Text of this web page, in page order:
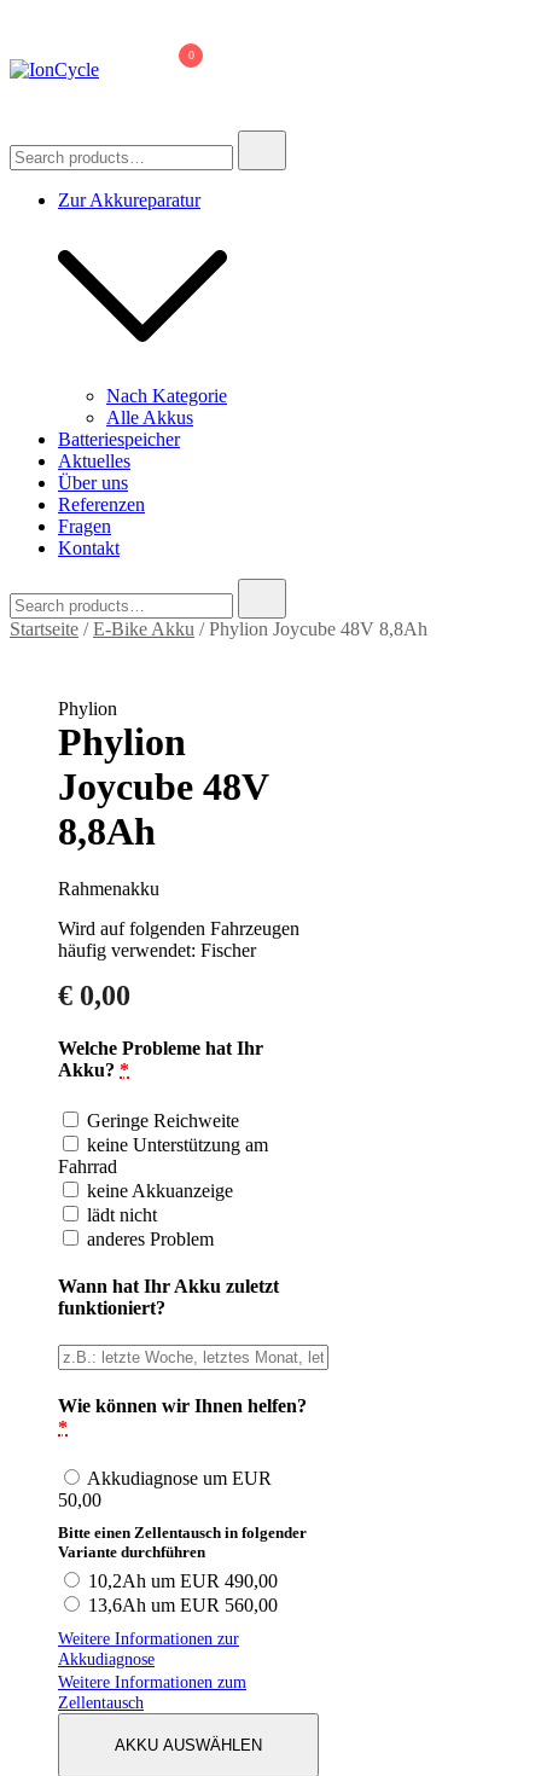
content
Refreshing Zellentausch Umwidmung
0
for:
Zur Akkureparatur
Nach Kategorie
Alle Akkus
Batteriespeicher
Aktuelles
Über uns
Referenzen
Fragen
Kontakt
for:
Startseite /E-Bike Akku / Phylion Joycube 48V 8,8Ah
Phylion
Phylion
Joycube 48V
8,8Ah
Rahmenakku
Wird auf folgenden Fahrzeugen
häufig verwendet: Fischer
€ 0,00
Welche Probleme hat Ihr
Akku? *
Geringe Reichweite
keine Unterstützung am
Fahrrad
keine Akkuanzeige
lädt nicht
anderes Problem
Wann hat Ihr Akku zuletzt
funktioniert?
Wie können wir Ihnen helfen?
*
Akkudiagnose um EUR
50,00
Bitte einen Zellentausch in folgender
Variante durchführen
10,2Ah um EUR 490,00
13,6Ah um EUR 560,00
Weitere Informationen zur
Akkudiagnose
Weitere Informationen zum
Zellentausch
AKKU AUSWÄHLEN